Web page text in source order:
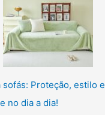
sofás: Proteção, estilo e
no dia a dia!